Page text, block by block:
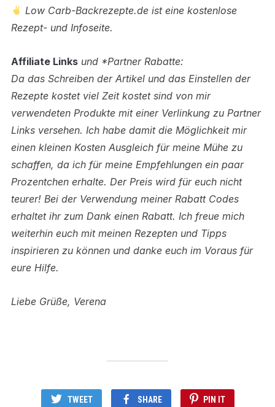
Low Carb-Backrezepte.de ist eine kostenlose
Rezept- und Infoseite.
Affiliate Linksund *Partner Rabatte:
Da das Schreiben der Artikel und das Einstellen der
Rezepte kostet viel Zeit kostet sind von mir
verwendeten Produkte mit einer Verlinkung zu Partner
Links versehen. Ich habe damit die Möglichkeit mir
einen kleinen Kosten Ausgleich für meine Mühe zu
schaffen, da ich für meine Empfehlungen ein paar
Prozentchen erhalte. Der Preis wird für euch nicht
teurer! Bei der Verwendung meiner Rabatt Codes
erhaltet ihr zum Dank einen Rabatt. Ich freue mich
weiterhin euch mit meinen Rezepten und Tipps
inspirieren zu können und danke euch im Voraus für
eure Hilfe.
Liebe Grüße, Verena
TWEET SHARE PIN IT